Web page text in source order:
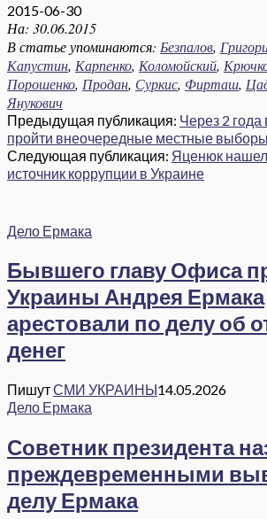
2015-06-30
На: 30.06.2015
В статье упоминаются: Безпалов,
Капустин, Карпенко, Коломойский,
Порошенко, Продан, Суркис, Фирташ,
Янукович
Предыдущая публикация: Через 2 года
пройти внеочередные местные
Следующая публикация: Яценюк
источник коррупции в Украине
Дело Ермака
Бывшего главу Офиса
Украины Андрея Ермака
арестовали по делу об
денег
ПишутСМИ УКРАИНЫ14.05.2026
Дело Ермака
Советник президента
преждевременными
делу Ермака